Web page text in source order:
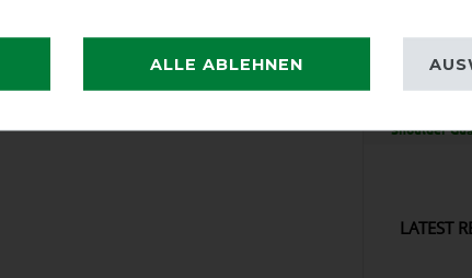
Shoulder
LATEST
ALLE ABLEHNEN